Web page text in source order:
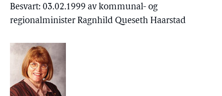
Besvart: 03.02.1999 av kommunal- og
regionalminister Ragnhild Queseth Haarstad